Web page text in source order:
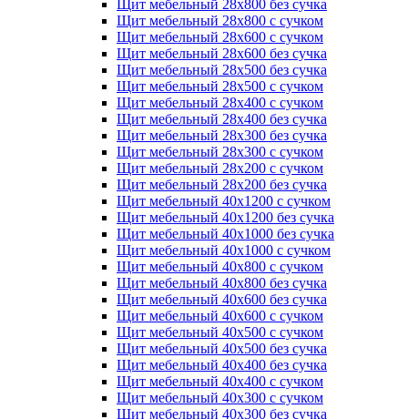
Щит мебельный 28х800 без сучка
Щит мебельный 28х800 с сучком
Щит мебельный 28х600 с сучком
Щит мебельный 28х600 без сучка
Щит мебельный 28х500 без сучка
Щит мебельный 28х500 с сучком
Щит мебельный 28х400 с сучком
Щит мебельный 28х400 без сучка
Щит мебельный 28х300 без сучка
Щит мебельный 28х300 с сучком
Щит мебельный 28х200 с сучком
Щит мебельный 28х200 без сучка
Щит мебельный 40х1200 с сучком
Щит мебельный 40х1200 без сучка
Щит мебельный 40х1000 без сучка
Щит мебельный 40х1000 с сучком
Щит мебельный 40х800 с сучком
Щит мебельный 40х800 без сучка
Щит мебельный 40х600 без сучка
Щит мебельный 40х600 с сучком
Щит мебельный 40х500 с сучком
Щит мебельный 40х500 без сучка
Щит мебельный 40х400 без сучка
Щит мебельный 40х400 с сучком
Щит мебельный 40х300 с сучком
Щит мебельный 40х300 без сучка